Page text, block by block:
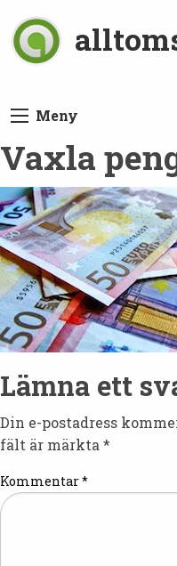
Meny
Vaxla
Lämna ett
Din e-postadress
fält är märkta *
Kommentar*